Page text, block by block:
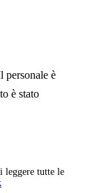
personale è
è stato
leggere tutte le